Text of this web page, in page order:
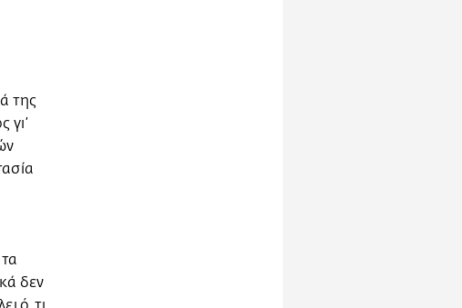
της
γι’
δεν